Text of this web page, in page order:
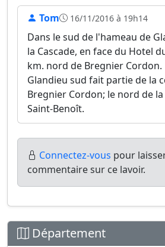
Tom 16/11/2016 à 19h14
Dans le sud de l'hameau de
la Cascade, en face du Hotel
km. nord de Bregnier Cordon.
Glandieu sud fait partie de la
Bregnier Cordon; le nord de
Saint-Benoît.
Connectez-vous pour
commentaire sur ce lavoir.
Département